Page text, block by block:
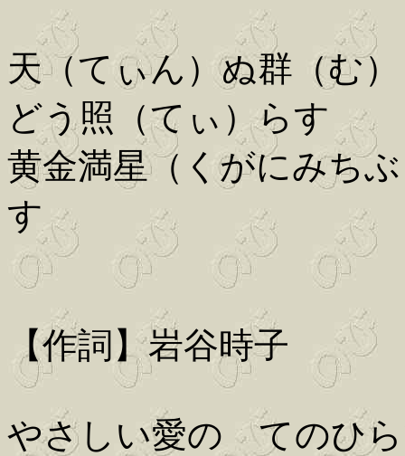
天（てぃん）ぬ群（む
どう照（てぃ）らす
黄金満星（くがにみち
す
【作詞】岩谷時子
やさしい愛の てのひ